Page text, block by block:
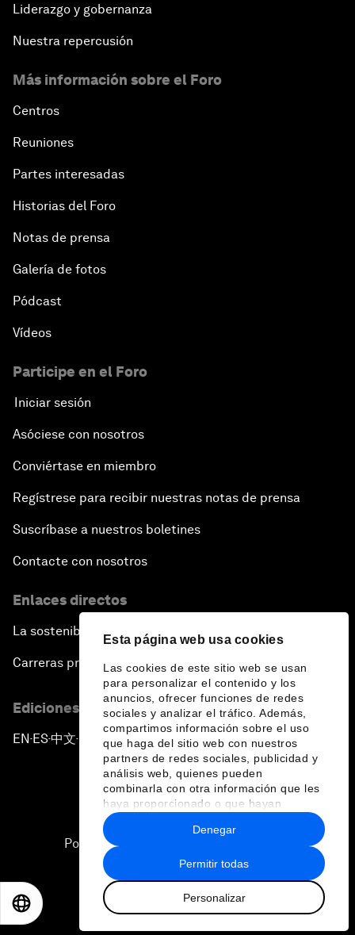
Esta página web usa cookies
Las cookies de este sitio web se usan
para personalizar el contenido y los
anuncios, ofrecer funciones de redes
sociales y analizar el tráfico. Además,
compartimos información sobre el uso
que haga del sitio web con nuestros
partners de redes sociales, publicidad y
análisis web, quienes pueden
combinarla con otra información que les
haya proporcionado o que hayan
recopilado a partir del uso que haya
hecho de sus servicios.
Permitir todas
Personalizar
Denegar
Liderazgo y gobernanza
Nuestra repercusión
Más información sobre el Foro
Centros
Reuniones
Partes interesadas
Historias del Foro
Notas de prensa
Galería de fotos
Pódcast
Vídeos
Participe en el Foro
Iniciar sesión
Asóciese con nosotros
Conviértase en miembro
Regístrese para recibir nuestras notas de prensa
Suscríbase a nuestros boletines
Contacte con nosotros
Enlaces directos
La sostenibilidad en el Foro
Carreras profesionales
Ediciones en otros idiomas
EN ▪ES▪中文▪ 日本語
Política de privacidad y normas de uso
Sitemap
2026 Foro Económico Mundial